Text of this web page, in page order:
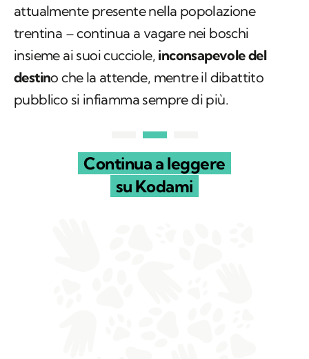
attualmente presente nella popolazione
trentina – continua a vagare nei boschi
insieme ai suoi cucciole, inconsapevole del
destino che la attende, mentre il dibattito
pubblico si infiamma sempre di più.
Continua a leggere
su Kodami